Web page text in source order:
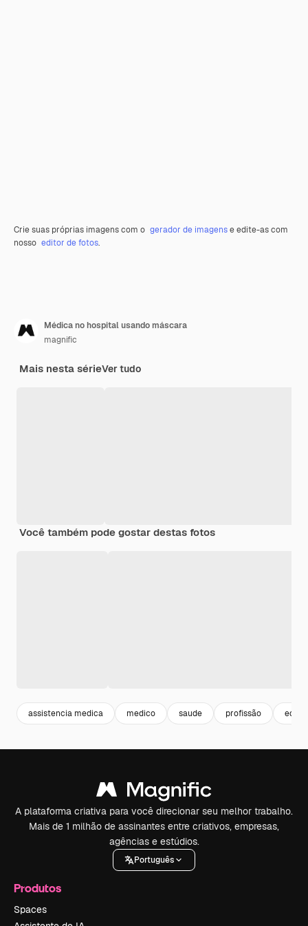
Crie suas próprias imagens com o gerador de imagense edite-as com
nosso editor de fotos.
Médica no hospital usando máscara
magnific
Mais nesta sérieVer tudo
Você também pode gostar destas fotos
assistencia medica medico saude profissão
A plataforma criativa para você direcionar seu melhor trabalho.
Mais de 1 milhão de assinantes entre criativos, empresas,
agências e estúdios.
Português
Produtos
Spaces